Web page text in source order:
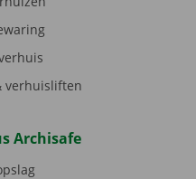
verhuisliften
Archisafe